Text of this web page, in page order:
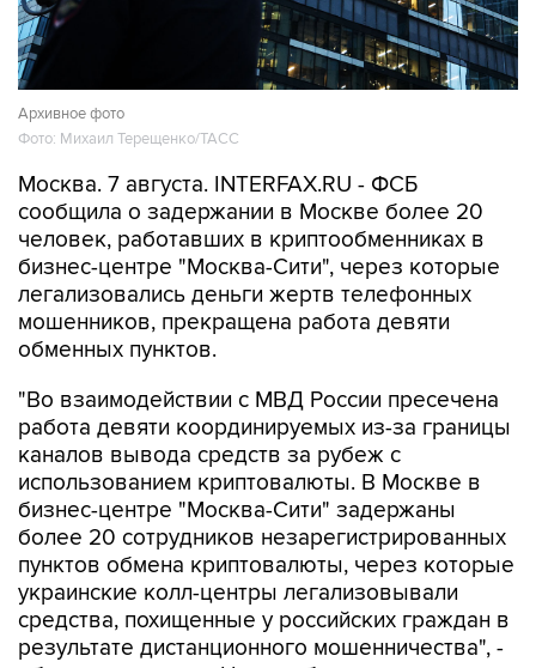
Архивное фото
Фото: Михаил Терещенко/ТАСС
Москва. 7 августа. INTERFAX.RU - ФСБ
человек, работавших в криптообменниках в
бизнес-центре "Москва-Сити", через которые
легализовались деньги жертв телефонных
мошенников, прекращена работа девяти
обменных пунктов.
"Во взаимодействии с МВД России пресечена
каналов вывода средств за рубеж с
использованием криптовалюты. В Москве в
бизнес-центре "Москва-Сити" задержаны
более 20 сотрудников незарегистрированных
пунктов обмена криптовалюты, через которые
украинские колл-центры легализовывали
средства, похищенные у российских граждан в
результате дистанционного мошенничества", -
объявил в пятницу Центр общественных
связей (ЦОС) ФСБ.